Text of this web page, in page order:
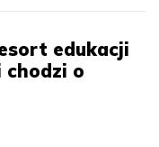
edukacji
chodzi o